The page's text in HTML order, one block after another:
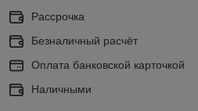
Рассрочка
Безналичный расчёт
Оплата банковской карточкой
Наличными